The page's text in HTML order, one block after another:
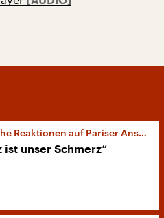
Reaktionen auf Pariser Anschläge
ist unser Schmerz“